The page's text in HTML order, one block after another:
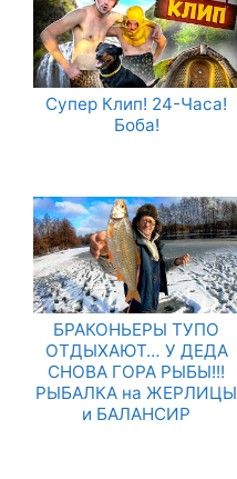
Супер Клип! 24-Часа!
Боба!
БРАКОНЬЕРЫ ТУПО
ОТДЫХАЮТ… У ДЕДА
СНОВА ГОРА РЫБЫ!!!
РЫБАЛКА на ЖЕРЛИЦЫ
и БАЛАНСИР